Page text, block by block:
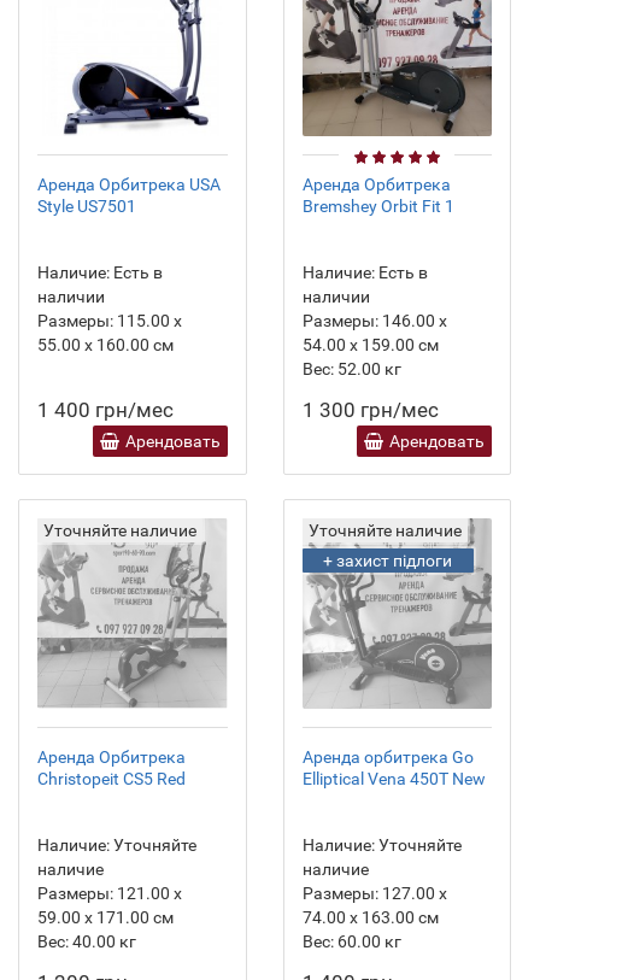
Аренда Орбитрека USA
Style US7501
Наличие: Есть в
наличии
Размеры: 115.00 х
55.00 х 160.00 см
1 400 грн/мес
Арендовать
Аренда Орбитрека
Bremshey Orbit Fit 1
Наличие:Есть в
наличии
Размеры:146.00 х
54.00 х 159.00 см
Вес: 52.00 кг
1 300 грн/мес
Арендовать
Уточняйте наличие
Аренда Орбитрека
Christopeit CS5 Red
Наличие:Уточняйте
наличие
Размеры: 121.00 х
59.00 х 171.00 см
Вес: 40.00 кг
Уточняйте наличие
+ захист підлоги
Аренда орбитрека Go
Elliptical Vena 450T New
Наличие:Уточняйте
наличие
Размеры:127.00 х
74.00 х 163.00 см
Вес: 60.00 кг